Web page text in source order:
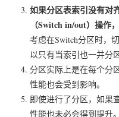
如果分区表索引没有对
（Switch in/out）操作
考虑在Switch分区时，
以只有当索引也一并分
分区实际上是在每个分
性能也会受到影响。
即使进行了分区，如果
性能也未必会得到提升。